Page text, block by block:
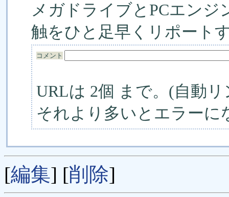
メガドライブとPCエンジ
触をひと足早くリポート
コメント
URLは 2個 まで。(自動リ
それより多いとエラーに
[編集] [削除]